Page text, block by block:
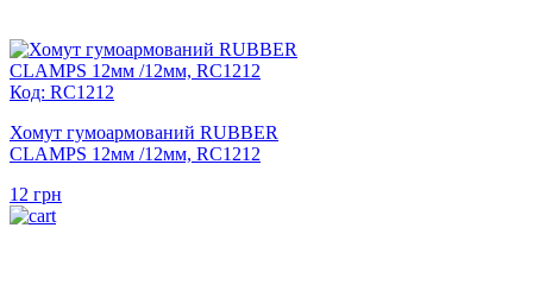
Код: RC1212
Хомут гумоармований RUBBER
CLAMPS 12мм /12мм, RC1212
12 грн